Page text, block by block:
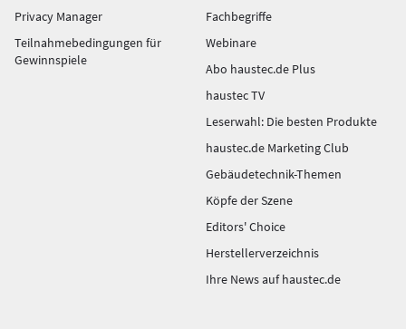
Privacy Manager
Teilnahmebedingungen für
Gewinnspiele
Fachbegriffe
Webinare
Abo haustec.de Plus
haustec TV
Leserwahl: Die besten Produkte
haustec.de Marketing Club
Gebäudetechnik-Themen
Köpfe der Szene
Editors' Choice
Herstellerverzeichnis
Ihre News auf haustec.de